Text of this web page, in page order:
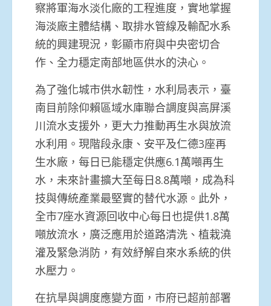
察將軍海水淡化廠的工程進度，實地掌握
海淡廠主體結構、取排水管線及輸配水系
統的興建現況，彰顯市府與中央密切合
作、全力穩定南部地區供水的決心。
為了強化城市供水韌性，水利局表示，臺
南目前除仰賴區域水庫聯合調度與高屏溪
川流水支援外，更大力推動再生水與放流
水利用。現階段永康、安平及仁德3座再
生水廠，每日已能穩定供應6.1萬噸再生
水，未來計畫擴大至每日8.8萬噸，成為科
技與傳統產業最堅實的替代水源。此外，
全市7座水資源回收中心每日也提供1.8萬
噸放流水，廣泛應用於道路清洗、植栽澆
灌及緊急消防，有效紓解自來水系統的供
水壓力。
在抗旱與調度應變方面，市府已超前部署